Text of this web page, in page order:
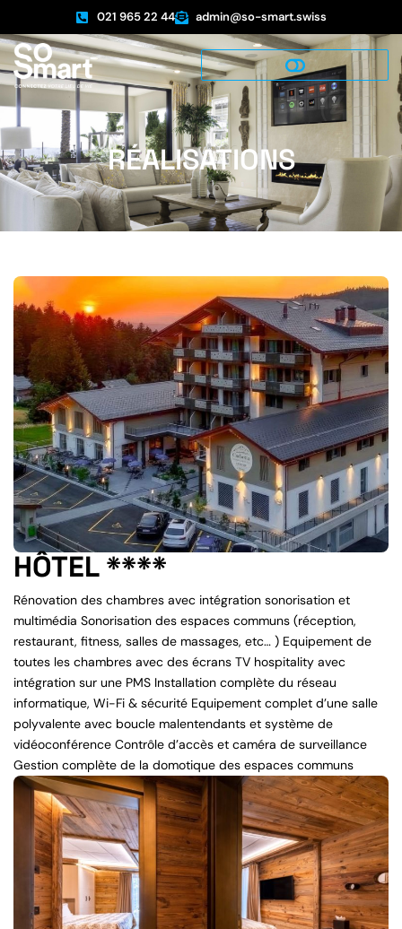
021 965 22 44 admin@so-smart.swiss
RÉALISATIONS
HÔTEL ****
Rénovation des chambres avec intégration sonorisation et
multimédia Sonorisation des espaces communs (réception,
restaurant, fitness, salles de massages, etc… ) Equipement de
toutes les chambres avec des écrans TV hospitality avec
intégration sur une PMS Installation complète du réseau
informatique, Wi-Fi & sécurité Equipement complet d’une salle
polyvalente avec boucle malentendants et système de
vidéoconférence Contrôle d’accès et caméra de surveillance
Gestion complète de la domotique des espaces communs